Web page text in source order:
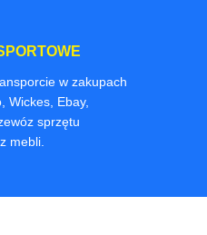
w zakupach
Wickes, Ebay,
sprzętu
mebli.